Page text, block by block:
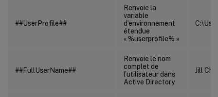
##UserProfile##
Renvoie la
variable
d’environnement
étendue
« %userprofile% »
##FullUserName##
Renvoie le nom
complet de
l’utilisateur dans
Active Directory
Jill